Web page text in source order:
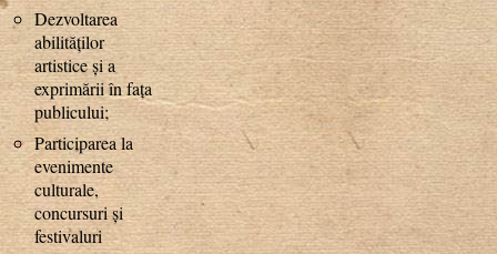
Dezvoltarea
abilităților
artistice și a
exprimării în fața
publicului;
Participarea la
evenimente
culturale,
concursuri și
festivaluri